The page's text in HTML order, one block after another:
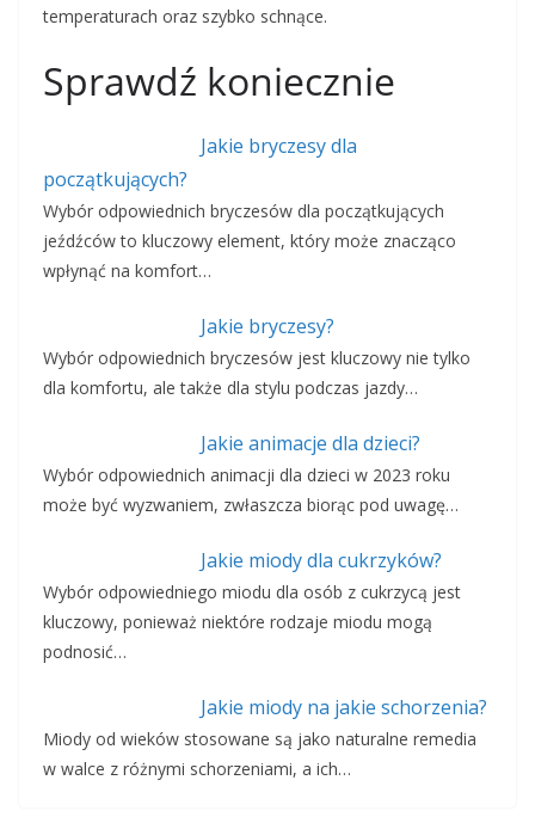
temperaturach oraz szybko schnące.
Sprawdź koniecznie
Jakie bryczesy dla
początkujących?
Wybór odpowiednich bryczesów dla początkujących
jeźdźców to kluczowy element, który może znacząco
wpłynąć na komfort…
Jakie bryczesy?
Wybór odpowiednich bryczesów jest kluczowy nie tylko
dla komfortu, ale także dla stylu podczas jazdy…
Jakie animacje dla dzieci?
Wybór odpowiednich animacji dla dzieci w 2023 roku
może być wyzwaniem, zwłaszcza biorąc pod uwagę…
Jakie miody dla cukrzyków?
Wybór odpowiedniego miodu dla osób z cukrzycą jest
kluczowy, ponieważ niektóre rodzaje miodu mogą
podnosić…
Jakie miody na jakie schorzenia?
Miody od wieków stosowane są jako naturalne remedia
w walce z różnymi schorzeniami, a ich…